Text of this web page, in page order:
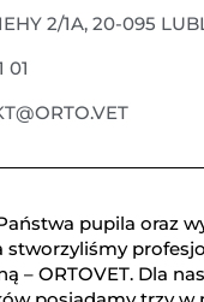
2/1A, 20-095
01
pupila oraz
stworzyliśmy
– ORTOVET. Dla